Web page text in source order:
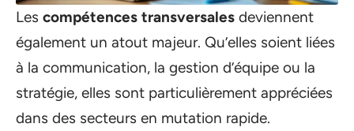
Les compétences transversales deviennent
également un atout majeur. Qu’elles soient liées
à la communication, la gestion d’équipe ou la
stratégie, elles sont particulièrement appréciées
dans des secteurs en mutation rapide.